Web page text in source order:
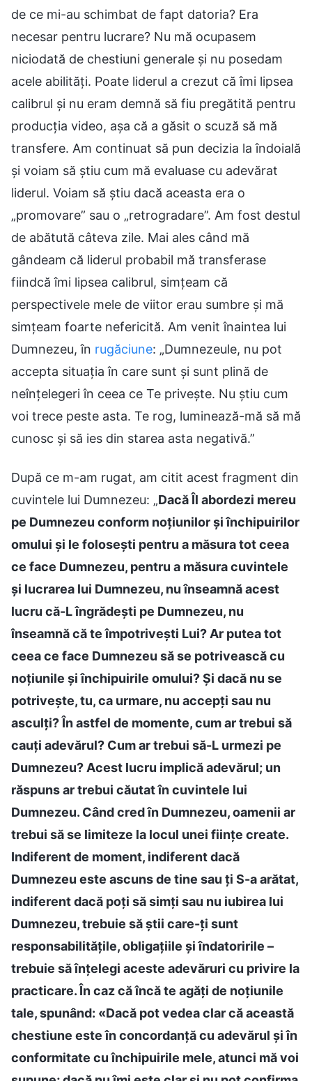
de ce mi-au schimbat de fapt datoria? Era
necesar pentru lucrare? Nu mă ocupasem
niciodată de chestiuni generale și nu posedam
acele abilități. Poate liderul a crezut că îmi lipsea
calibrul și nu eram demnă să fiu pregătită pentru
producția video, așa că a găsit o scuză să mă
transfere. Am continuat să pun decizia la îndoială
și voiam să știu cum mă evaluase cu adevărat
liderul. Voiam să știu dacă aceasta era o
„promovare” sau o „retrogradare”. Am fost destul
de abătută câteva zile. Mai ales când mă
gândeam că liderul probabil mă transferase
fiindcă îmi lipsea calibrul, simțeam că
perspectivele mele de viitor erau sumbre și mă
simțeam foarte nefericită. Am venit înaintea lui
Dumnezeu, în rugăciune: „Dumnezeule, nu pot
accepta situația în care sunt și sunt plină de
neînțelegeri în ceea ce Te privește. Nu știu cum
voi trece peste asta. Te rog, luminează-mă să mă
cunosc și să ies din starea asta negativă.”
După ce m-am rugat, am citit acest fragment din
cuvintele lui Dumnezeu: „Dacă Îl abordezi mereu
pe Dumnezeu conform noțiunilor și închipuirilor
omului și le folosești pentru a măsura tot ceea
ce face Dumnezeu, pentru a măsura cuvintele
și lucrarea lui Dumnezeu, nu înseamnă acest
lucru că-L îngrădești pe Dumnezeu, nu
înseamnă că te împotrivești Lui? Ar putea tot
ceea ce face Dumnezeu să se potrivească cu
noțiunile și închipuirile omului? Și dacă nu se
potrivește, tu, ca urmare, nu accepți sau nu
asculți? În astfel de momente, cum ar trebui să
cauți adevărul? Cum ar trebui să-L urmezi pe
Dumnezeu? Acest lucru implică adevărul; un
răspuns ar trebui căutat în cuvintele lui
Dumnezeu. Când cred în Dumnezeu, oamenii ar
trebui să se limiteze la locul unei ființe create.
Indiferent de moment, indiferent dacă
Dumnezeu este ascuns de tine sau ți S-a arătat,
indiferent dacă poți să simți sau nu iubirea lui
Dumnezeu, trebuie să știi care-ți sunt
responsabilitățile, obligațiile și îndatoririle –
trebuie să înțelegi aceste adevăruri cu privire la
practicare. În caz că încă te agăți de noțiunile
tale, spunând: «Dacă pot vedea clar că această
chestiune este în concordanță cu adevărul și în
conformitate cu închipuirile mele, atunci mă voi